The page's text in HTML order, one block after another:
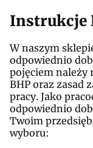
Instrukcje
W naszym
odpowiednio
pojęciem należy
BHP oraz zasad
pracy. Jako
odpowiednio
Twoim
wyboru: